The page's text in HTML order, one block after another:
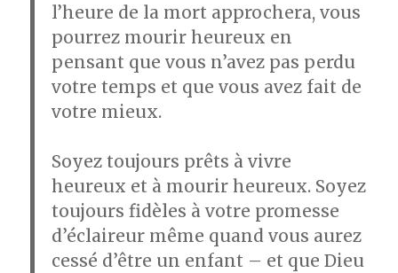
l’heure de la mort approchera, vous
pourrez mourir heureux en
pensant que vous n’avez pas perdu
votre temps et que vous avez fait de
votre mieux.
Soyez toujours prêts à vivre
heureux et à mourir heureux. Soyez
toujours fidèles à votre promesse
d’éclaireur même quand vous aurez
cessé d’être un enfant – et que Dieu